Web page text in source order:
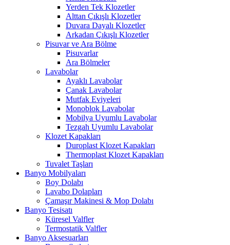
Yerden Tek Klozetler
Alttan Çıkışlı Klozetler
Duvara Dayalı Klozetler
Arkadan Çıkışlı Klozetler
Pisuvar ve Ara Bölme
Pisuvarlar
Ara Bölmeler
Lavabolar
Ayaklı Lavabolar
Çanak Lavabolar
Mutfak Eviyeleri
Monoblok Lavabolar
Mobilya Uyumlu Lavabolar
Tezgah Uyumlu Lavabolar
Klozet Kapakları
Duroplast Klozet Kapakları
Thermoplast Klozet Kapakları
Tuvalet Taşları
Banyo Mobilyaları
Boy Dolabı
Lavabo Dolapları
Çamaşır Makinesi & Mop Dolabı
Banyo Tesisatı
Küresel Valfler
Termostatik Valfler
Banyo Aksesuarları